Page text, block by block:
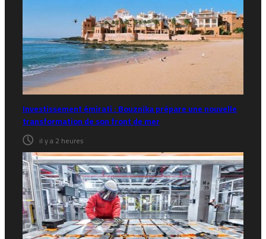
Investissement émirati : Bouznika prépare une nouvelle
transformation de son front de mer
il y a 2 heures